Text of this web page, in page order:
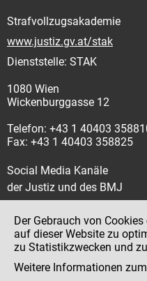
Strafvollzugsakademie
www.justiz.gv.at/stak
Dienststelle: STAK
1080 Wien
Wickenburggasse 12
Telefon: +43 1 40403
Fax: +43 1 40403 358825
Social Media Kanäle
der Justiz und des BMJ
Impressum
Datenschutz
Der Gebrauch von
auf dieser Website zu
zu Statistikzwecken und
Weitere Informationen